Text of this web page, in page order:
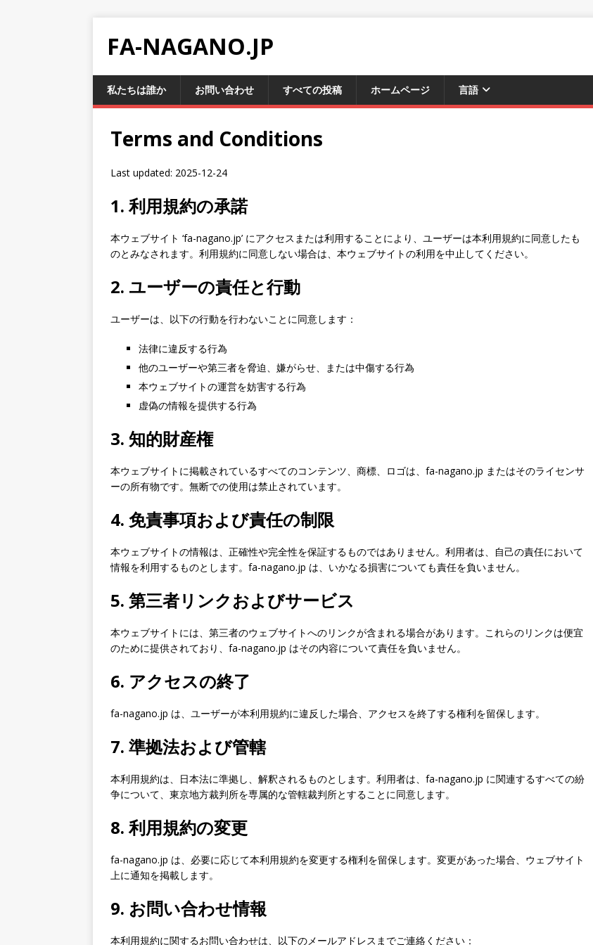
FA-NAGANO.JP
私たちは誰か お問い合わせ すべての投稿 ホームページ 言語
Terms and Conditions
Last updated: 2025-12-24
1. 利用規約の承諾
本ウェブサイト ‘fa-nagano.jp’ にアクセスまたは利用することにより、ユーザーは本利用規約に同意したも
のとみなされます。利用規約に同意しない場合は、本ウェブサイトの利用を中止してください。
2. ユーザーの責任と行動
ユーザーは、以下の行動を行わないことに同意します：
法律に違反する行為
他のユーザーや第三者を脅迫、嫌がらせ、または中傷する行為
本ウェブサイトの運営を妨害する行為
虚偽の情報を提供する行為
3. 知的財産権
本ウェブサイトに掲載されているすべてのコンテンツ、商標、ロゴは、fa-nagano.jp またはそのライセンサ
ーの所有物です。無断での使用は禁止されています。
4. 免責事項および責任の制限
本ウェブサイトの情報は、正確性や完全性を保証するものではありません。利用者は、自己の責任において
情報を利用するものとします。fa-nagano.jp は、いかなる損害についても責任を負いません。
5. 第三者リンクおよびサービス
本ウェブサイトには、第三者のウェブサイトへのリンクが含まれる場合があります。これらのリンクは便宜
のために提供されており、fa-nagano.jp はその内容について責任を負いません。
6. アクセスの終了
fa-nagano.jp は、ユーザーが本利用規約に違反した場合、アクセスを終了する権利を留保します。
7. 準拠法および管轄
本利用規約は、日本法に準拠し、解釈されるものとします。利用者は、fa-nagano.jp に関連するすべての紛
争について、東京地方裁判所を専属的な管轄裁判所とすることに同意します。
8. 利用規約の変更
fa-nagano.jp は、必要に応じて本利用規約を変更する権利を留保します。変更があった場合、ウェブサイト
上に通知を掲載します。
9. お問い合わせ情報
本利用規約に関するお問い合わせは、以下のメールアドレスまでご連絡ください：